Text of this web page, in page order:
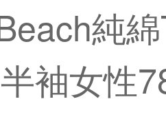
純
袖女性